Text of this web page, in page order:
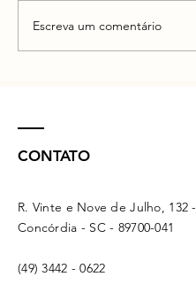
Escreva um comentário
CONTATO
R. Vinte e Nove de Julho, 132
Concórdia - SC - 89700-041
(49) 3442 - 0622